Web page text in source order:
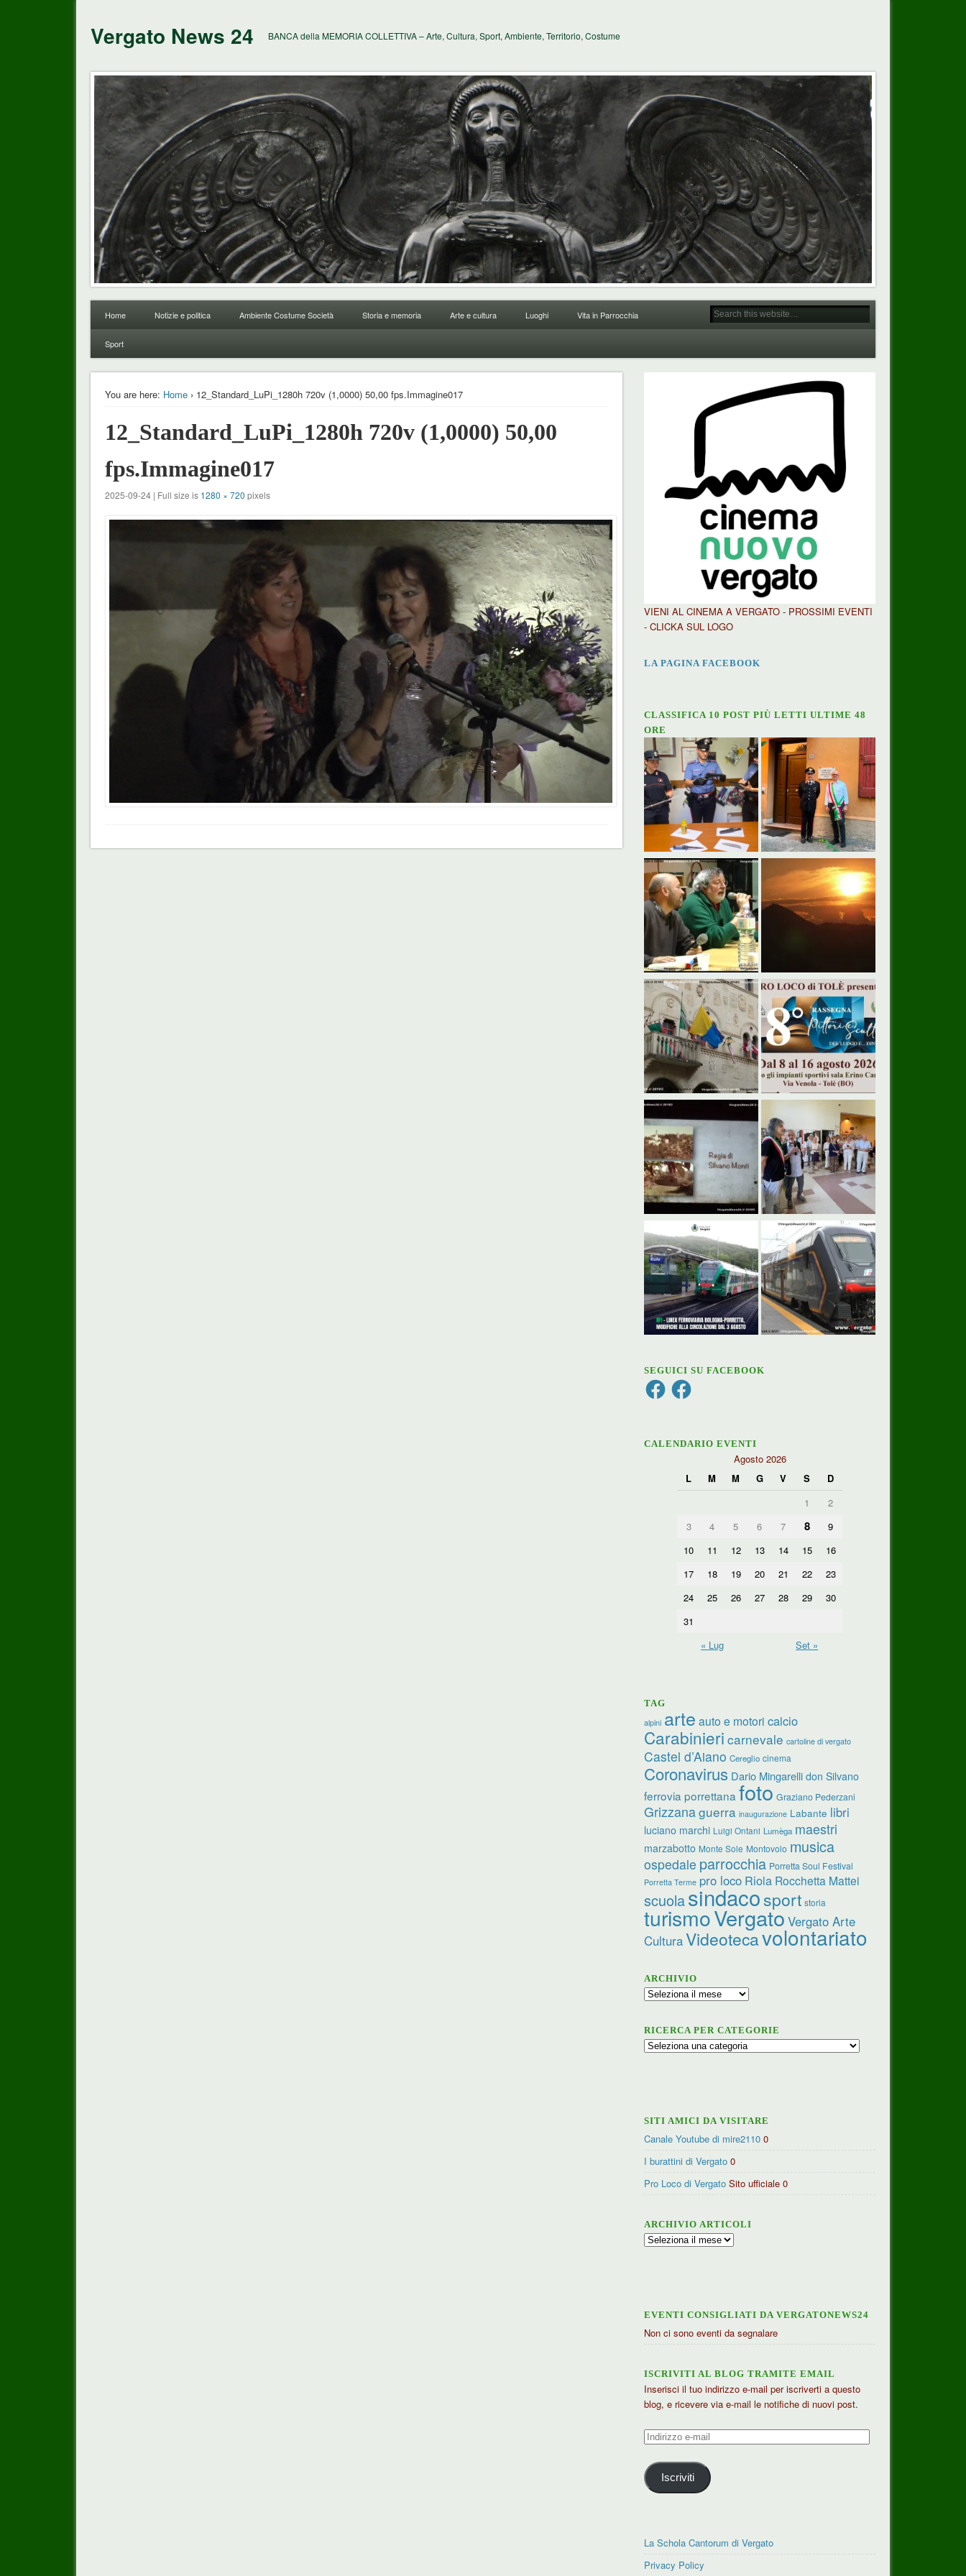
Vergato News 24 BANCA della MEMORIA COLLETTIVA – Arte, Cultura, Sport, Ambiente, Territorio, Costume
Home Notizie e politica Ambiente Costume Società Storia e memoria Arte e cultura Luoghi Vita in Parrocchia
Sport
You are here: Home› 12_Standard_LuPi_1280h 720v (1,0000) 50,00 fps.Immagine017
12_Standard_LuPi_1280h 720v (1,0000) 50,00
fps.Immagine017
2025-09-24 | Full size is 1280 × 720 pixels
VIENI AL CINEMA A VERGATO - PROSSIMI EVENTI
- CLICKA SUL LOGO
LA PAGINA FACEBOOK
CLASSIFICA 10 POST PIÙ LETTI ULTIME 48
ORE
SEGUICI SU FACEBOOK
FacebookFacebook
CALENDARIO EVENTI
Agosto 2026
L
M M G V S
D
1
2
3
4 5 6 7 8
9
10
11 12 13 14 15
16
17
18 19 20 21 22
23
24
25 26 27 28 29
30
31
« Lug
Set »
TAG
alpini arte auto e motori calcio
Carabinieri carnevale cartoline di vergato
Castel d’Aiano Cereglio cinema
Coronavirus Dario Mingarelli don Silvano
ferrovia porrettana foto Graziano Pederzani
Grizzanaguerra inaugurazione Labante libri
luciano marchi Luigi Ontani Lumèga maestri
marzabotto Monte Sole Montovolo musica
ospedale parrocchia Porretta Soul Festival
Porretta Terme pro loco Riola Rocchetta Mattei
scuolasindacosport storia
turismoVergato Vergato Arte
CulturaVideotecavolontariato
ARCHIVIO
Archivio
RICERCA PER CATEGORIE
Ricerca
SITI AMICI DA VISITARE
Canale Youtube di mire2110 0
I burattini di Vergato 0
Pro Loco di Vergato Sito ufficiale 0
ARCHIVIO ARTICOLI
Archivio
EVENTI CONSIGLIATI DA VERGATONEWS24
Non ci sono eventi da segnalare
ISCRIVITI AL BLOG TRAMITE EMAIL
Inserisci il tuo indirizzo e-mail per iscriverti a questo
blog, e ricevere via e-mail le notifiche di nuovi post.
Indirizzo
mail
Iscriviti
La Schola Cantorum di Vergato
Privacy Policy